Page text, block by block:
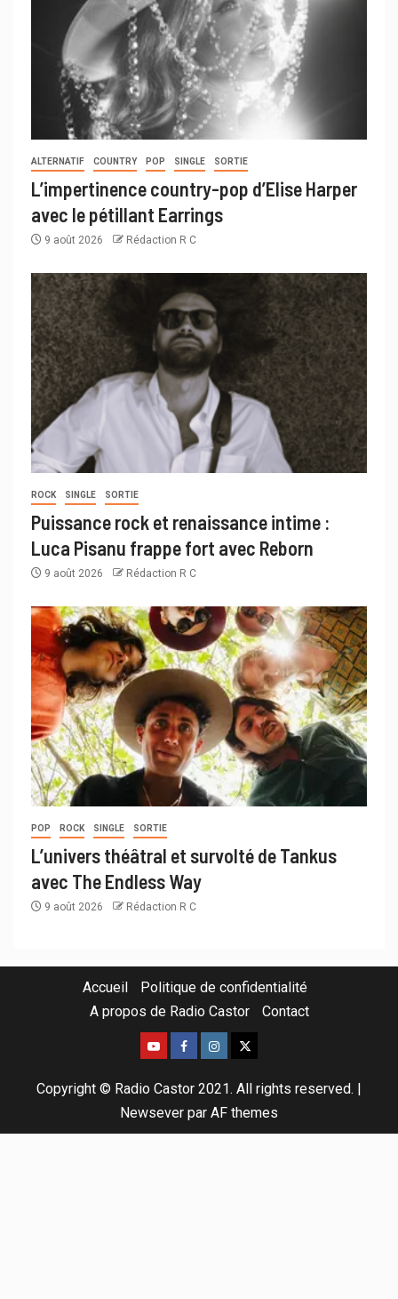
ALTERNATIF COUNTRY POP SINGLE SORTIE
L’impertinence country-pop d’Elise Harper
avec le pétillant Earrings
9 août 2026 Rédaction R C
ROCK SINGLE SORTIE
Puissance rock et renaissance intime :
Luca Pisanu frappe fort avec Reborn
9 août 2026 Rédaction R C
POP ROCK SINGLE SORTIE
L’univers théâtral et survolté de Tankus
avec The Endless Way
9 août 2026 Rédaction R C
Accueil
Politique de confidentialité
A propos de Radio Castor
Contact
Copyright © Radio Castor 2021. All rights reserved. |
Newsever par AF themes